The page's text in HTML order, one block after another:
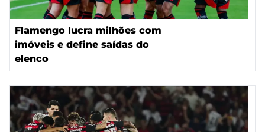
Flamengo lucra milhões com
imóveis e define saídas do
elenco